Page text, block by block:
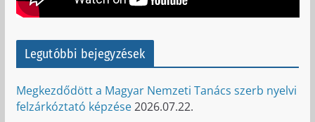
Legutóbbi bejegyzések
Megkezdődött a Magyar Nemzeti Tanács szerb nyelvi
felzárkóztató képzése2026.07.22.